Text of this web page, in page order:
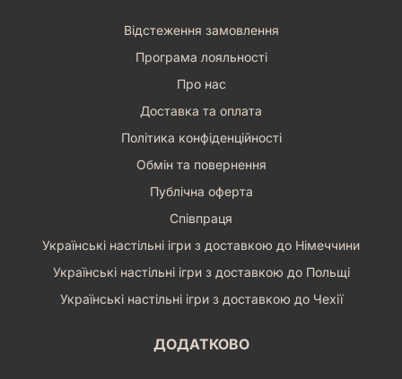
Відстеження замовлення
Програма лояльності
Про нас
Доставка та оплата
Політика конфіденційності
Обмін та повернення
Публічна оферта
Співпраця
Українські настільні ігри з доставкою до Німеччини
Українські настільні ігри з доставкою до Польщі
Українські настільні ігри з доставкою до Чехії
ДОДАТКОВО